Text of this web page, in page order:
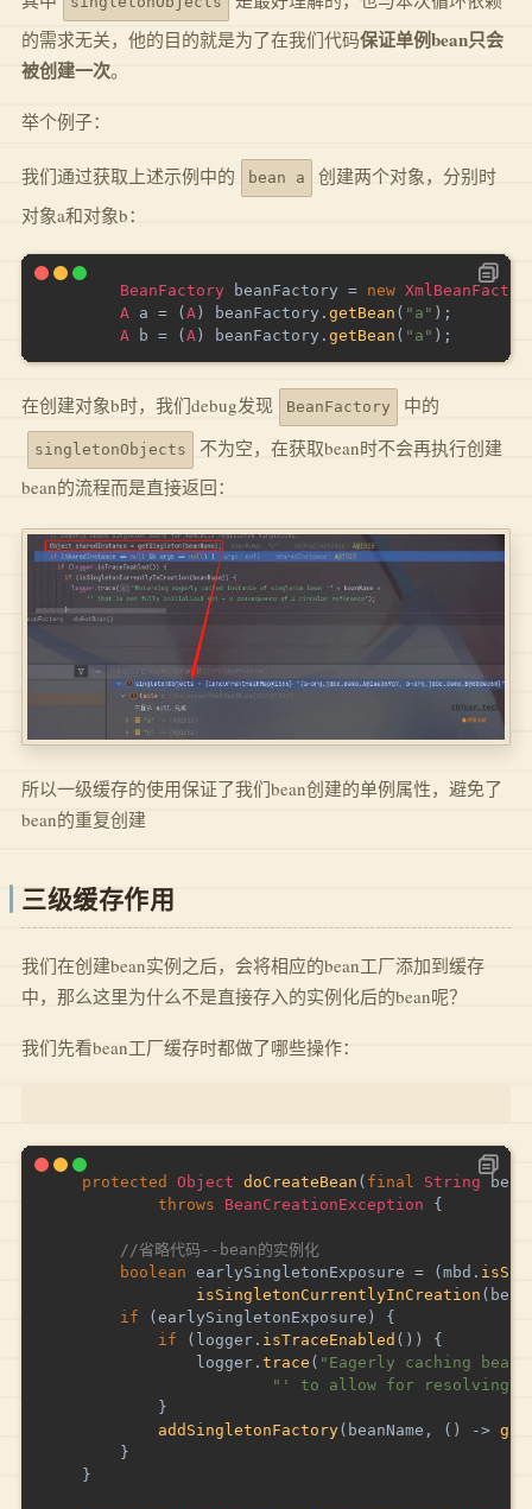
的需求无关，他的目的就是为了在我们代码保证单例bean只会
被创建一次。
举个例子：
我们通过获取上述示例中的 bean a
创建两个对象，分别时
对象a和对象b：
BeanFactory beanFactory = new
A a = ( A ) beanFactory . getBean ( "a" ) ;
A b = ( A ) beanFactory . getBean ( "a" ) ;
在创建对象b时，我们debug发现 BeanFactory 中的
singletonObjects
不为空，在获取bean时不会再执行创建
bean的流程而是直接返回：
所以一级缓存的使用保证了我们bean创建的单例属性，避免了
bean的重复创建
三级缓存作用
我们在创建bean实例之后，会将相应的bean工厂添加到缓存
中，那么这里为什么不是直接存入的实例化后的bean呢？
我们先看bean工厂缓存时都做了哪些操作：
protected Object doCreateBean ( final String
throws
BeanCreationException {
//省略代码--bean的实例化
boolean earlySingletonExposure = (mbd .
isSingletonCurrentlyInCreation (
if
(earlySingletonExposure )
{
if
( logger . isTraceEnabled ( ) )
{
				logger
. trace ( "Eagerly caching
"' to allow for resolving
}
addSingletonFactory( beanName , ( ) ->
}
}